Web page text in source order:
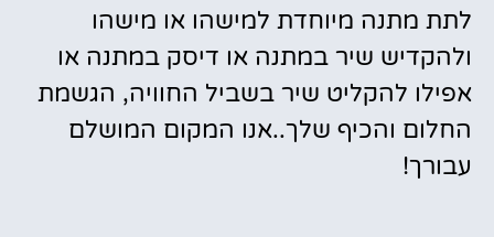
לתת מתנה מיוחדת למישהו או מישהו
ולהקדיש שיר במתנה או דיסק במתנה או
אפילו להקליט שיר בשביל החוויה, הגשמת
החלום והכיף שלך..אנו המקום המושלם
עבורך!